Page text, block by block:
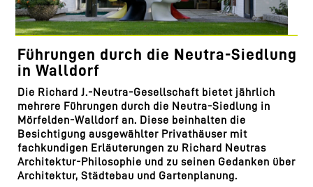
Führungen durch die Neutra-Siedlung
in Walldorf
Die Richard J.-Neutra-Gesellschaft bietet jährlich
mehrere Führungen durch die Neutra-Siedlung in
Mörfelden-Walldorf an. Diese beinhalten die
Besichtigung ausgewählter Privathäuser mit
fachkundigen Erläuterungen zu Richard Neutras
Architektur-Philosophie und zu seinen Gedanken über
Architektur, Städtebau und Gartenplanung.